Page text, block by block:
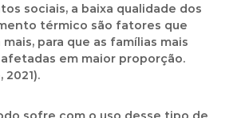
sociais, a baixa qualidade dos
térmico são fatores que
para que as famílias mais
em maior proporção.